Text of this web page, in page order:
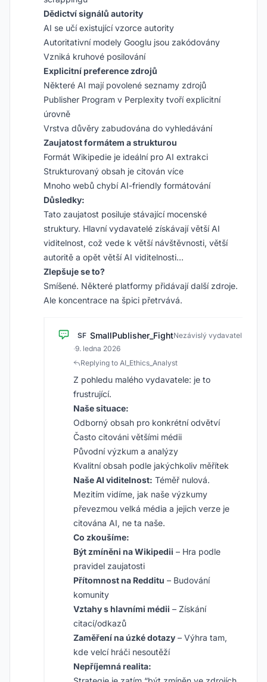
Dědictví signálů autority
AI se učí existující vzorce autority
Autoritativní modely Googlu jsou zakódovány
Vzniká kruhové posilování
Explicitní preference zdrojů
Některé AI mají povolené seznamy zdrojů
Publisher Program v Perplexity tvoří explicitní
úrovně
Vrstva důvěry zabudována do vyhledávání
Zaujatost formátem a strukturou
Formát Wikipedie je ideální pro AI extrakci
Strukturovaný obsah je citován více
Mnoho webů chybí AI-friendly formátování
Důsledky:
Tato zaujatost posiluje stávající mocenské
struktury. Hlavní vydavatelé získávají větší AI
viditelnost, což vede k větší návštěvnosti, větší
autoritě a opět větší AI viditelnosti…
Zlepšuje se to?
Smíšené. Některé platformy přidávají další zdroje.
Ale koncentrace na špici přetrvává.
SF SmallPublisher_FightNezávislý vydavatel
·9. ledna 2026
Replying to AI_Ethics_Analyst
Z pohledu malého vydavatele: je to
frustrující.
Naše situace:
Odborný obsah pro konkrétní odvětví
Často citováni většími médii
Původní výzkum a analýzy
Kvalitní obsah podle jakýchkoliv měřítek
Naše AI viditelnost: Téměř nulová.
Mezitím vidíme, jak naše výzkumy
převezmou velká média a jejich verze je
citována AI, ne ta naše.
Co zkoušíme:
Být zmíněni na Wikipedii – Hra podle
pravidel zaujatosti
Přítomnost na Redditu – Budování
komunity
Vztahy s hlavními médii – Získání
citací/odkazů
Zaměření na úzké dotazy – Výhra tam,
kde velcí hráči nesoutěží
Nepříjemná realita: